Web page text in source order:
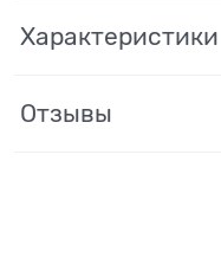
Характеристики
Отзывы